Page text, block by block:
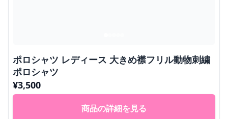
ポロシャツ レディース 大きめ襟フリル動物刺繍
ポロシャツ
¥3,500
商品の詳細を見る